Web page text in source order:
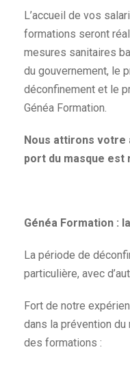
L’accueil de vos
formations seront
mesures sanitaires
du gouvernement, le
déconfinement et le
Généa Formation.
Nous attirons votre
port du masque est
Généa Formation :
La période de
particulière, avec
Fort de notre
dans la prévention
des formations :